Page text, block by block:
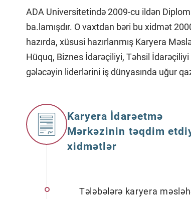
ADA Universitetində 2009-cu ildən
ba.lamışdır. O vaxtdan bəri bu xidmət
hazırda, xüsusi hazırlanmış Karyera
Hüquq, Biznes İdarəçiliyi, Təhsil
gələcəyin liderlərini iş dünyasında uğur
Karyera İdarəetmə
Mərkəzinin təqdim
xidmətlər
Tələbələrə karyera